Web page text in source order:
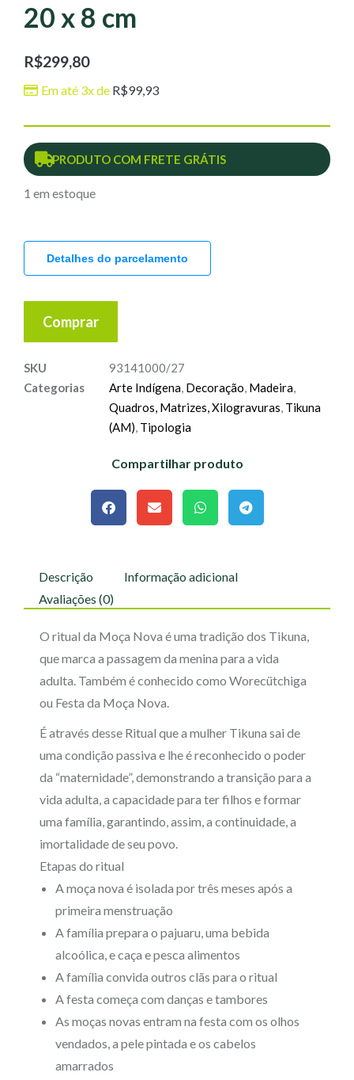
20 x 8 cm
R$299,80
Em até 3x de R$99,93
PRODUTO COM FRETE GRÁTIS
1 em estoque
Detalhes do parcelamento
Comprar
SKU
93141000/27
Categorias
Arte Indígena, Decoração, Madeira,
Quadros, Matrizes, Xilogravuras, Tikuna
(AM), Tipologia
Compartilhar produto
Descrição
Informação adicional
Avaliações (0)
O ritual da Moça Nova é uma tradição dos Tikuna,
que marca a passagem da menina para a vida
adulta. Também é conhecido como Worecütchiga
ou Festa da Moça Nova.
É através desse Ritual que a mulher Tikuna sai de
uma condição passiva e lhe é reconhecido o poder
da “maternidade”, demonstrando a transição para a
vida adulta, a capacidade para ter filhos e formar
uma família, garantindo, assim, a continuidade, a
imortalidade de seu povo.
Etapas do ritual
A moça nova é isolada por três meses após a
primeira menstruação
A família prepara o pajuaru, uma bebida
alcoólica, e caça e pesca alimentos
A família convida outros clãs para o ritual
A festa começa com danças e tambores
As moças novas entram na festa com os olhos
vendados, a pele pintada e os cabelos
amarrados